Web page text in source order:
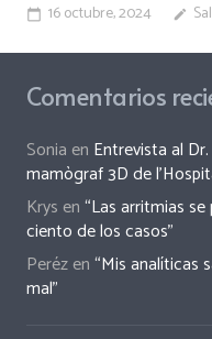
calendar_today 16 octubre, 2024 edit
Comentarios
Sonia en Entrevista al
mamògraf 3D de
Krys en“Las arritmias
ciento de los casos”
Perézen“Mis analíticas
mal”